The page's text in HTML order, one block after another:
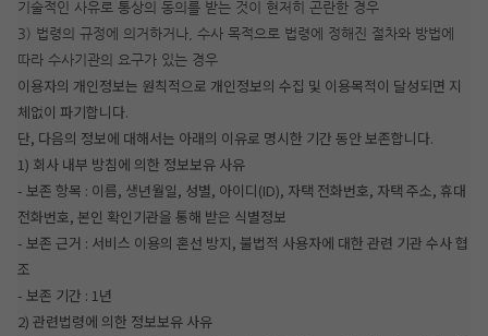
기술적인 사유로 통상의 동의를 받는 것이 현저히 곤란한 경우
3) 법령의 규정에 의거하거나, 수사 목적으로 법령에 정해진 절차와 방법에
따라 수사기관의 요구가 있는 경우
이용자의 개인정보는 원칙적으로 개인정보의 수집 및 이용목적이 달성되면 지
체없이 파기합니다.
단, 다음의 정보에 대해서는 아래의 이유로 명시한 기간 동안 보존합니다.
1) 회사 내부 방침에 의한 정보보유 사유
- 보존 항목 : 이름, 생년월일, 성별, 아이디(ID), 자택 전화번호, 자택 주소, 휴대
전화번호, 본인 확인기관을 통해 받은 식별정보
- 보존 근거 : 서비스 이용의 혼선 방지, 불법적 사용자에 대한 관련 기관 수사 협
조
- 보존 기간 : 1년
2) 관련법령에 의한 정보보유 사유